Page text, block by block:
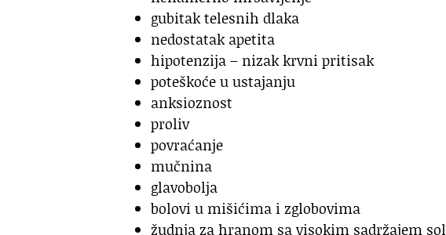
gubitak telesnih dlaka
nedostatak apetita
hipotenzija – nizak krvni pritisak
poteškoće u ustajanju
anksioznost
proliv
povraćanje
mučnina
glavobolja
bolovi u mišićima i zglobovima
žudnja za hranom sa visokim sadržajem